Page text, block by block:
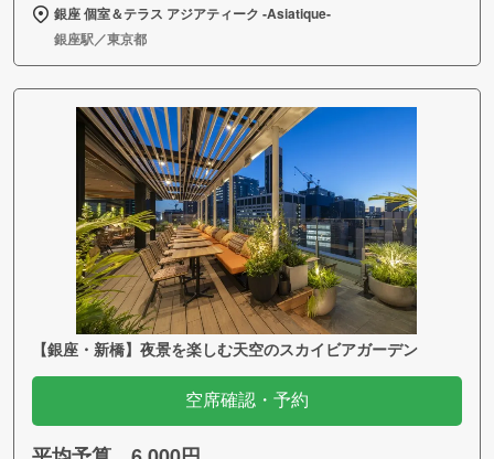
銀座 個室＆テラス アジアティーク ‐Asiatique‐
銀座駅／東京都
【銀座・新橋】夜景を楽しむ天空のスカイビアガーデン
空席確認・予約